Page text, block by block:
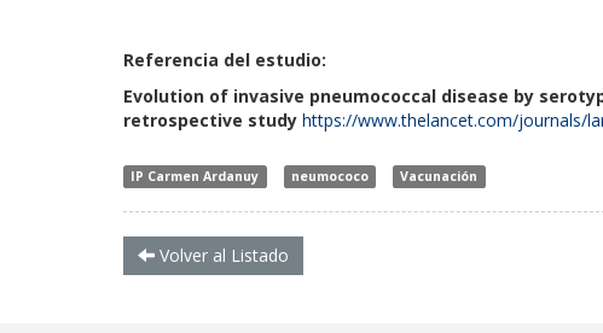
Referencia del estudio:
Evolution of invasive pneumococcal disease by
retrospective study https://www.thelancet.com/journals/
IP Carmen Ardanuy neumococo Vacunación
Volver al Listado